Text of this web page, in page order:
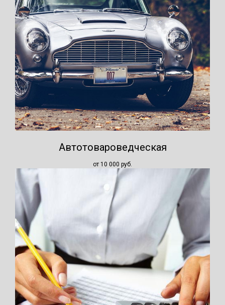
Автотовароведческая
от 10 000 руб.